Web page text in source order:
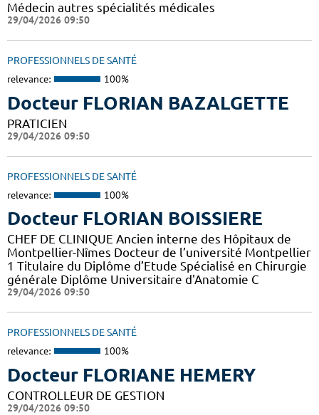
Médecin autres spécialités médicales
29/04/2026 09:50
PROFESSIONNELS DE SANTÉ
relevance: 100%
Docteur FLORIAN BAZALGETTE
PRATICIEN
29/04/2026 09:50
PROFESSIONNELS DE SANTÉ
relevance: 100%
Docteur FLORIAN BOISSIERE
CHEF DE CLINIQUE Ancien interne des Hôpitaux de
Montpellier-Nîmes Docteur de l’université Montpellier
1 Titulaire du Diplôme d’Etude Spécialisé en Chirurgie
générale Diplôme Universitaire d'Anatomie C
29/04/2026 09:50
PROFESSIONNELS DE SANTÉ
relevance: 100%
Docteur FLORIANE HEMERY
CONTROLLEUR DE GESTION
29/04/2026 09:50